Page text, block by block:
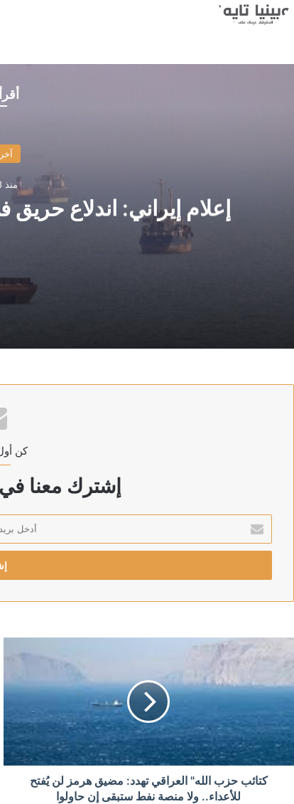
آخر
منذ 18 ساعة
إعلام إيراني: اندلاع
مقتل عنصر من الجيش السوري وإصابة اثنين بهجوم
اللجان المدنية بشمال كردفان تتهم الجيش بقصف
منذ 20 ساعة
بزشكيان يتعهد بالصمود ويعلن: لن أستقيل مهما حدث
“اليونيسف” توقف موظفا رفيعا بتهمة التجسس لصالح
كن
إشترك معنا في
بريدك
الإلكتروني
كتائب حزب الله" العراقي تهدد: مضيق هرمز لن يُفتح
للأعداء.. ولا منصة نفط ستبقى إن حاولوا